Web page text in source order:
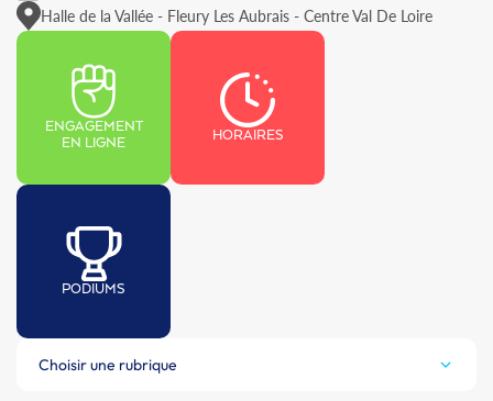
Halle de la Vallée - Fleury Les Aubrais - Centre Val De Loire
ENGAGEMENT
EN LIGNE
HORAIRES
PODIUMS
Choisir une rubrique